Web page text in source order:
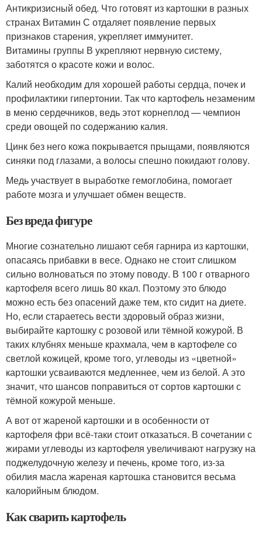
Антикризисный обед. Что готовят из картошки в разных
странах Витамин С отдаляет появление первых
признаков старения, укрепляет иммунитет.
Витамины группы В укрепляют нервную систему,
заботятся о красоте кожи и волос.
Калий необходим для хорошей работы сердца, почек и
профилактики гипертонии. Так что картофель незаменим
в меню сердечников, ведь этот корнеплод — чемпион
среди овощей по содержанию калия.
Цинк без него кожа покрывается прыщами, появляются
синяки под глазами, а волосы спешно покидают голову.
Медь участвует в выработке гемоглобина, помогает
работе мозга и улучшает обмен веществ.
Без вреда фигуре
Многие сознательно лишают себя гарнира из картошки,
опасаясь прибавки в весе. Однако не стоит слишком
сильно волноваться по этому поводу. В 100 г отварного
картофеля всего лишь 80 ккал. Поэтому это блюдо
можно есть без опасений даже тем, кто сидит на диете.
Но, если стараетесь вести здоровый образ жизни,
выбирайте картошку с розовой или тёмной кожурой. В
таких клубнях меньше крахмала, чем в картофеле со
светлой кожицей, кроме того, углеводы из «цветной»
картошки усваиваются медленнее, чем из белой. А это
значит, что шансов поправиться от сортов картошки с
тёмной кожурой меньше.
А вот от жареной картошки и в особенности от
картофеля фри всё-таки стоит отказаться. В сочетании с
жирами углеводы из картофеля увеличивают нагрузку на
поджелудочную железу и печень, кроме того, из-за
обилия масла жареная картошка становится весьма
калорийным блюдом.
Как сварить картофель